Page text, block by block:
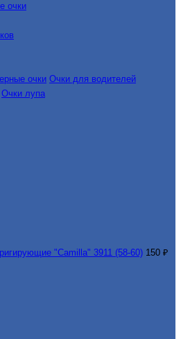
очки
очки Очки для водителей
Очки лупа
"Camilla" 3911 (58-60) 150 ₽